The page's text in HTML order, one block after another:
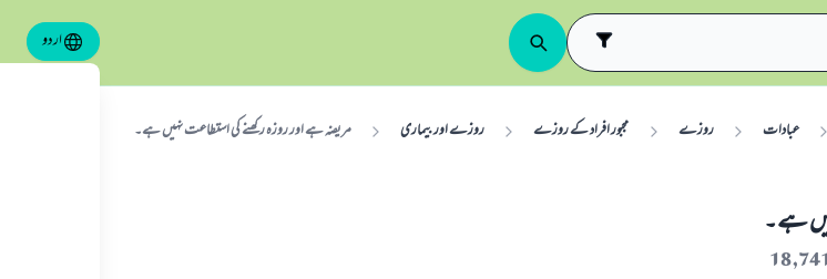
اردو
عبادات روزے مجبور افراد کے روزے روزے اور بیماری مریضہ ہے اور روزہ رکھنے کی استطاعت نہیں ہے۔
ہے۔
18,741